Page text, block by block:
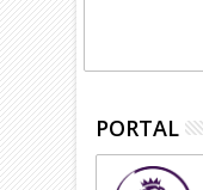
PORTAL